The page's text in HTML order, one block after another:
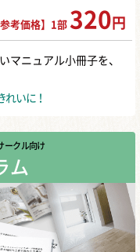
参考価格】1部 320 円
マニュアル小冊子を、
れいに！
ークル向け
ム